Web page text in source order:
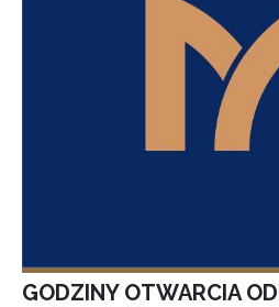
GODZINY OTWARCIA